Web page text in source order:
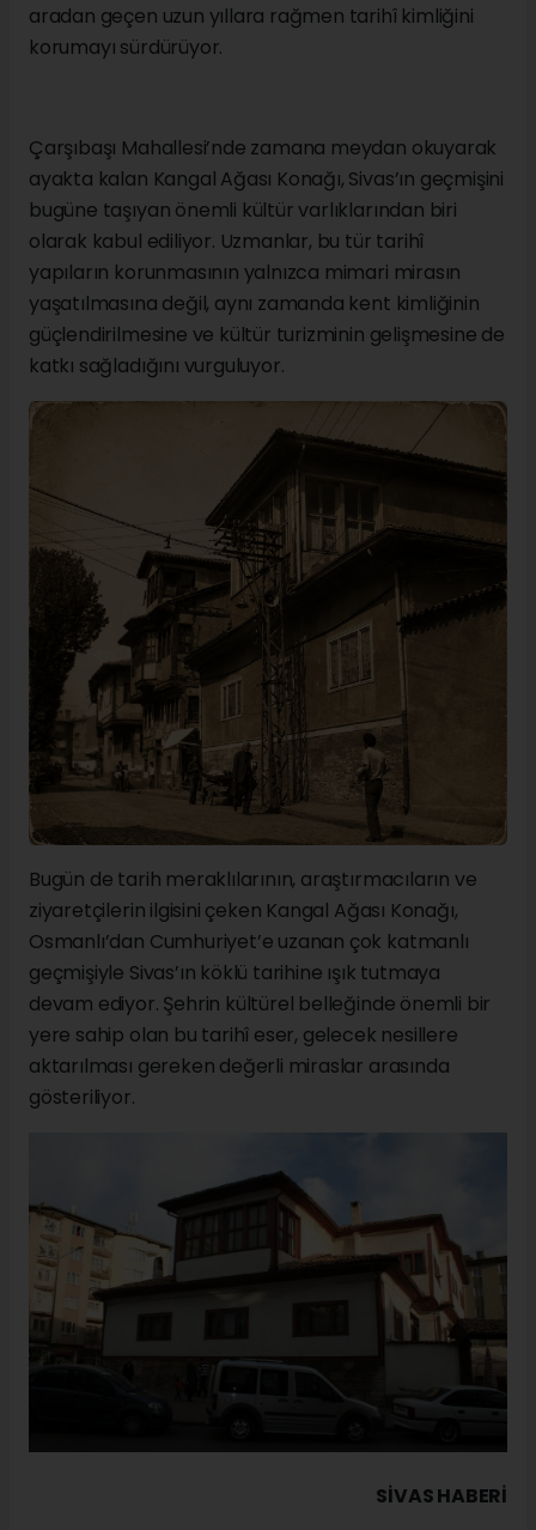
aradan geçen uzun yıllara rağmen tarihî kimliğini
korumayı sürdürüyor.
Çarşıbaşı Mahallesi’nde zamana meydan okuyarak
ayakta kalan Kangal Ağası Konağı, Sivas’ın geçmişini
bugüne taşıyan önemli kültür varlıklarından biri
olarak kabul ediliyor. Uzmanlar, bu tür tarihî
yapıların korunmasının yalnızca mimari mirasın
yaşatılmasına değil, aynı zamanda kent kimliğinin
güçlendirilmesine ve kültür turizminin gelişmesine de
katkı sağladığını vurguluyor.
Bugün de tarih meraklılarının, araştırmacıların ve
ziyaretçilerin ilgisini çeken Kangal Ağası Konağı,
Osmanlı’dan Cumhuriyet’e uzanan çok katmanlı
geçmişiyle Sivas’ın köklü tarihine ışık tutmaya
devam ediyor. Şehrin kültürel belleğinde önemli bir
yere sahip olan bu tarihî eser, gelecek nesillere
aktarılması gereken değerli miraslar arasında
gösteriliyor.
SIVAS HABERİ